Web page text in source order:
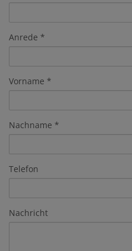
Anrede
Vorname
Nachname
Telefon
Nachricht